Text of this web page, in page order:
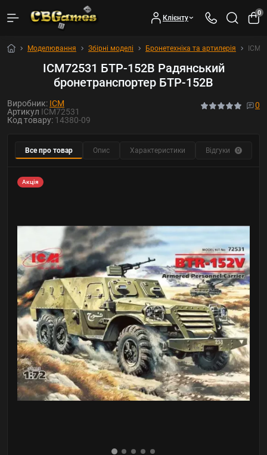
Клієнту
0
Моделювання Збірні моделі Бронетехніка та артилерія
ICM72531 БТР-152В Радянський
бронетранспортер БТР-152В
Виробник: ICM
Артикул ICM72531
Код товару: 14380-09
0
Все про товар Опис Характеристики Відгуки 0
Акція